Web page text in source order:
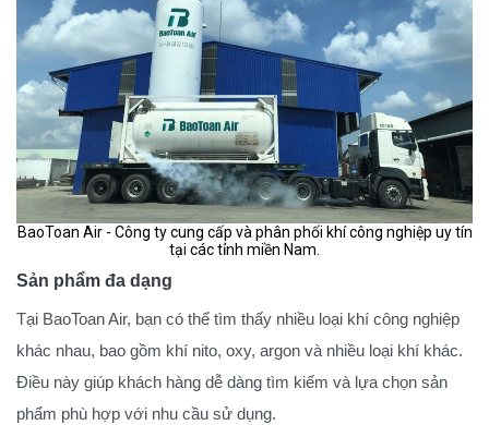
BaoToan Air - Công ty cung cấp và phân phối khí công nghiệp uy tín
tại các tỉnh miền Nam.
Sản phẩm đa dạng
Tại BaoToan Air, bạn có thể tìm thấy nhiều loại khí công nghiệp
khác nhau, bao gồm khí nito, oxy, argon và nhiều loại khí khác.
Điều này giúp khách hàng dễ dàng tìm kiếm và lựa chọn sản
phẩm phù hợp với nhu cầu sử dụng.